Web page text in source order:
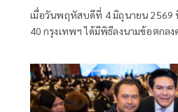
เมื่อวันพฤหัสบดีที่ 4 มิถุนายน 2569
40 กรุงเทพฯ ได้มีพิธีลงนามข้อตกลงความร่วมมือทางด้าน
ประเทศไทย กับ มหาวิทยาลัยบูรพา